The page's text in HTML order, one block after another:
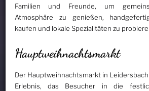
Familien und Freunde, um
Atmosphäre zu genießen,
kaufen und lokale Spezialitäten zu
Hauptweihnachtsmarkt
Der Hauptweihnachtsmarkt in
Erlebnis, das Besucher in die